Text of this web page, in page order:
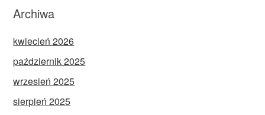
Archiwa
kwiecień 2026
październik 2025
wrzesień 2025
sierpień 2025